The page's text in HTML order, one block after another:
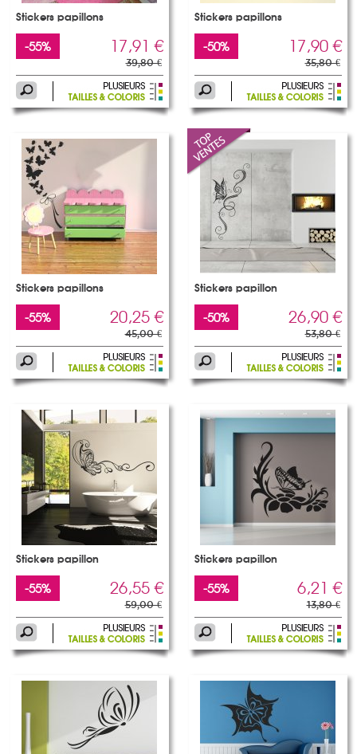
Stickers papillons
-55% 17,91 €
39,80 €
Stickers papillons
-50% 17,90 €
35,80 €
Stickers papillons
-55% 20,25 €
45,00 €
Stickers papillon
-50% 26,90 €
53,80 €
Stickers papillon
-55% 26,55 €
59,00 €
Stickers papillon
-55% 6,21 €
13,80 €